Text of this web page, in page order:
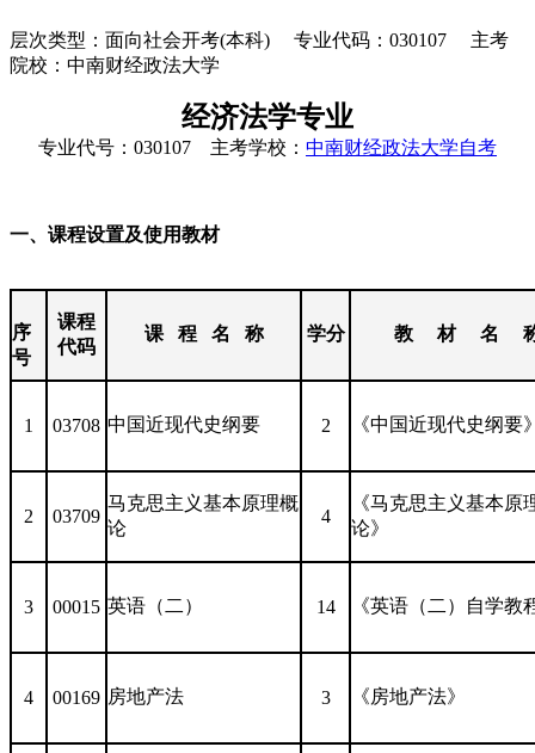
层次类型：面向社会开考(本科) 专业代码：030107 主考
院校：中南财经政法大学
经济法学专业
专业代号：030107 主考学校： 中南财经政法大学自考
一、课程设置及使用教材
序
号
课程
代码
课 程 名 称 学分 教 材 名
1 03708 中国近现代史纲要 2 《中国近现代史纲要
2 03709
马克思主义基本原理概
论
4
《马克思主义基本原
论》
3 00015 英语（二） 14 《英语（二）自学教
4 00169 房地产法 3 《房地产法》